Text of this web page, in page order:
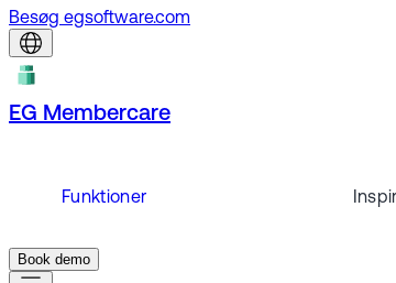
Besøg egsoftware.com
EG Membercare
Funktioner
Book demo